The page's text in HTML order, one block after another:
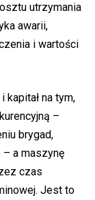
utrzymania
awarii,
i wartości
kapitał na tym,
–
brygad,
a maszynę
czas
Jest to